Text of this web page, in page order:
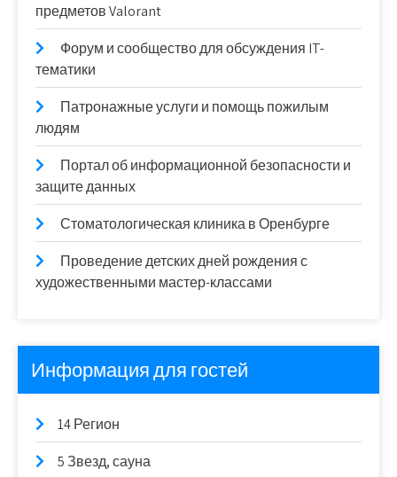
предметов Valorant
Форум и сообщество для обсуждения IT-
тематики
Патронажные услуги и помощь пожилым
людям
Портал об информационной безопасности и
защите данных
Стоматологическая клиника в Оренбурге
Проведение детских дней рождения с
художественными мастер-классами
Информация для гостей
14 Регион
5 Звезд, сауна